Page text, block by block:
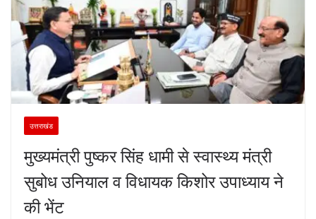
उत्तराखंड
मुख्यमंत्री पुष्कर सिंह धामी से स्वास्थ्य मंत्री
सुबोध उनियाल व विधायक किशोर उपाध्याय ने
की भेंट